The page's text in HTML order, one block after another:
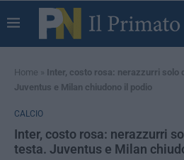
Home » Inter, costo rosa: nerazzurri solo
Juventus e Milan chiudono il podio
CALCIO
Inter, costo rosa: nerazzurri
testa. Juventus e Milan